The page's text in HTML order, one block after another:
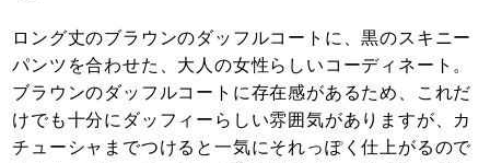
ロング丈のブラウンのダッフルコートに、黒のスキニー
パンツを合わせた、大人の女性らしいコーディネート。
ブラウンのダッフルコートに存在感があるため、これだ
けでも十分にダッフィーらしい雰囲気がありますが、カ
チューシャまでつけると一気にそれっぽく仕上がるので